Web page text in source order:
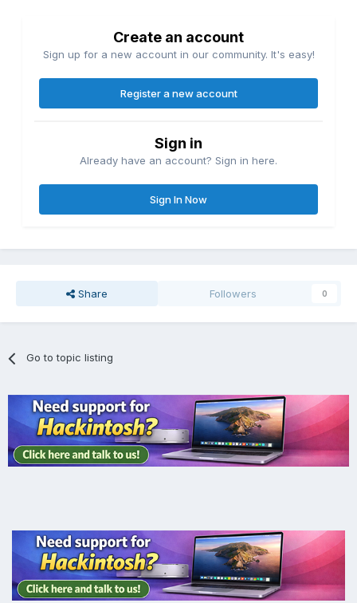
Create an account
Sign up for a new account in our community. It's easy!
Register a new account
Sign in
Already have an account? Sign in here.
Sign In Now
Share Followers 0
Go to topic listing